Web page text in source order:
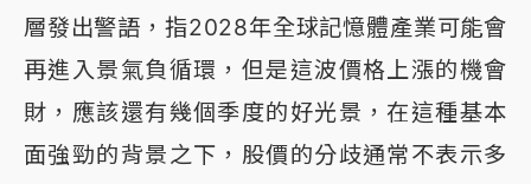
層發出警語，指2028年全球記憶體產業可能會
再進入景氣負循環，但是這波價格上漲的機會
財，應該還有幾個季度的好光景，在這種基本
面強勁的背景之下，股價的分歧通常不表示多